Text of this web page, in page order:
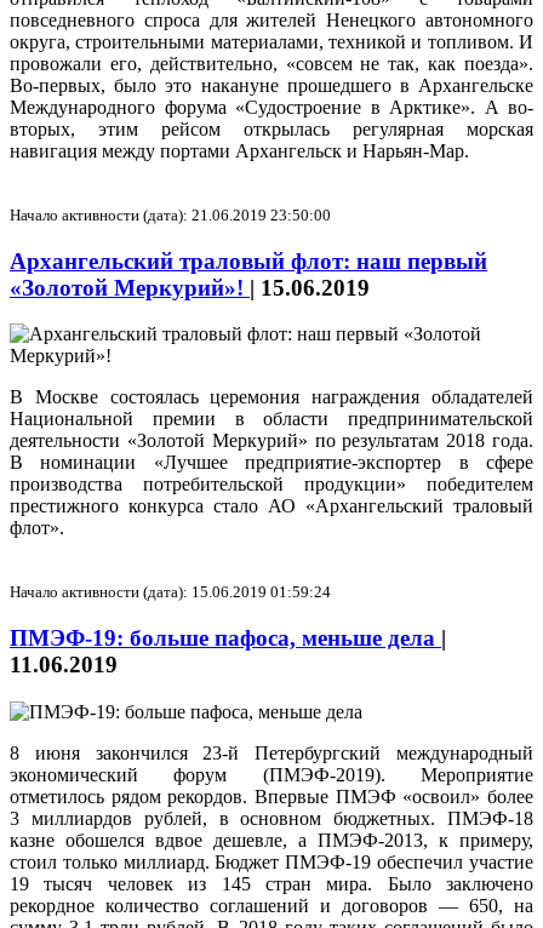
повседневного спроса для жителей Ненецкого автономного
округа, строительными материалами, техникой и топливом. И
провожали его, действительно, «совсем не так, как поезда».
Во-первых, было это накануне прошедшего в Архангельске
Международного форума «Судостроение в Арктике». А во-
вторых, этим рейсом открылась регулярная морская
навигация между портами Архангельск и Нарьян-Мар.
Начало активности (дата): 21.06.2019 23:50:00
Архангельский траловый флот: наш первый
«Золотой Меркурий»! | 15.06.2019
В Москве состоялась церемония награждения обладателей
Национальной премии в области предпринимательской
деятельности «Золотой Меркурий» по результатам 2018 года.
В номинации «Лучшее предприятие-экспортер в сфере
производства потребительской продукции» победителем
престижного конкурса стало АО «Архангельский траловый
флот».
Начало активности (дата): 15.06.2019 01:59:24
ПМЭФ-19: больше пафоса, меньше дела |
11.06.2019
8 июня закончился 23-й Петербургский международный
экономический форум (ПМЭФ-2019). Мероприятие
отметилось рядом рекордов. Впервые ПМЭФ «освоил» более
3 миллиардов рублей, в основном бюджетных. ПМЭФ-18
казне обошелся вдвое дешевле, а ПМЭФ-2013, к примеру,
стоил только миллиард. Бюджет ПМЭФ-19 обеспечил участие
19 тысяч человек из 145 стран мира. Было заключено
рекордное количество соглашений и договоров — 650, на